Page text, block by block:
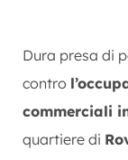
Dura presa di
contro
commerciali
quartiere di